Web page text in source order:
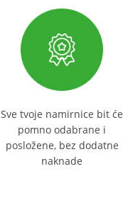
Sve tvoje namirnice bit će
pomno odabrane i
posložene, bez dodatne
naknade